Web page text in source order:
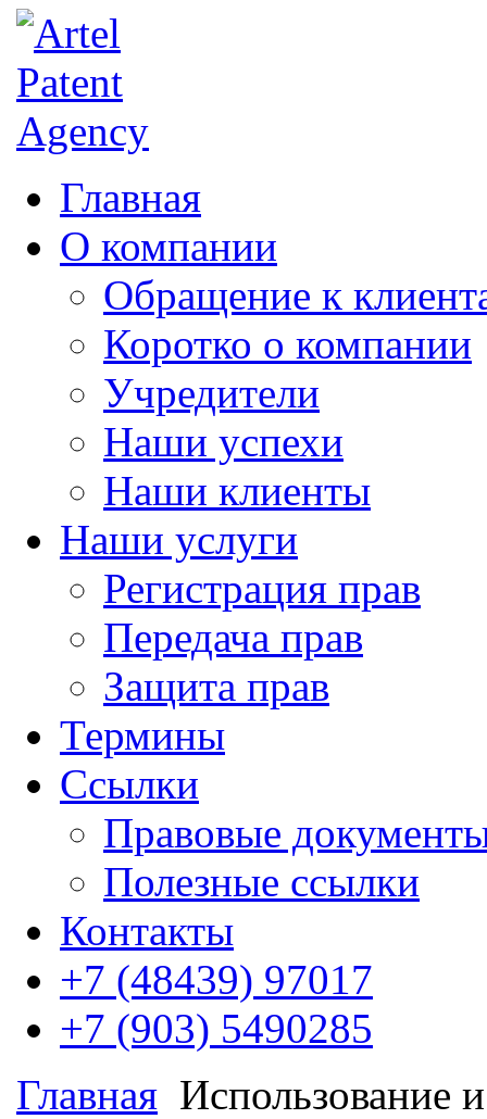
Главная
О компании
Обращение к
Коротко о компании
Учредители
Наши успехи
Наши клиенты
Наши услуги
Регистрация прав
Передача прав
Защита прав
Термины
Cсылки
Правовые
Полезные ссылки
Контакты
+7 (48439) 97017
+7 (903) 5490285
Главная Использование